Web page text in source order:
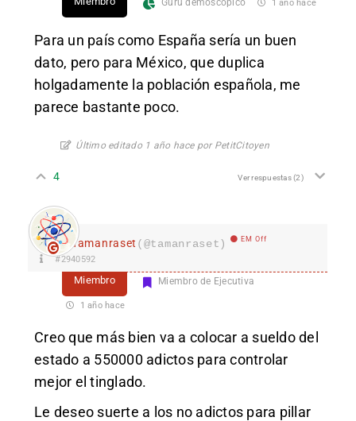
Gurú demoscópico 1 año hace
Para un país como España sería un buen
dato, pero para México, que duplica
holgadamente la población española, me
parece bastante poco.
Último editado 1 año hace por PetitCitoyen
4 Ver respuestas(2)
Tamanraset (@tamanraset) EM Off
#2940592
Miembro Miembro de Ejecutiva
1 año hace
Creo que más bien va a colocar a sueldo del
estado a 550000 adictos para controlar
mejor el tinglado.
Le deseo suerte a los no adictos para pillar